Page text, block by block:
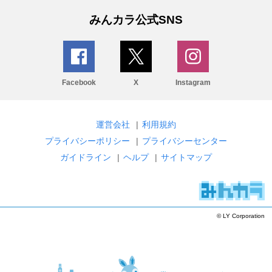
みんカラ公式SNS
Facebook X Instagram
運営会社 | 利用規約
プライバシーポリシー
| プライバシーセンター
ガイドライン
| ヘルプ | サイトマップ
© LY Corporation